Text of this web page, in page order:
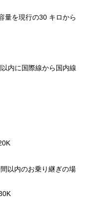
量を現行の30 キロから
内に国際線から国内線
以内のお乗り継ぎの場